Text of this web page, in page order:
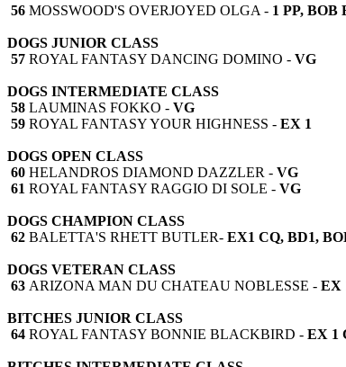
56 MOSSWOOD'S OVERJOYED OLGA - 1 PP, BOB
DOGS JUNIOR CLASS
57 ROYAL FANTASY DANCING DOMINO - VG
DOGS INTERMEDIATE CLASS
58 LAUMINAS FOKKO - VG
59 ROYAL FANTASY YOUR HIGHNESS - EX 1
DOGS OPEN CLASS
60 HELANDROS DIAMOND DAZZLER - VG
61 ROYAL FANTASY RAGGIO DI SOLE - VG
DOGS CHAMPION CLASS
62 BALETTA'S RHETT BUTLER- EX1 CQ, BD1,
DOGS VETERAN CLASS
63 ARIZONA MAN DU CHATEAU NOBLESSE - EX
BITCHES JUNIOR CLASS
64 ROYAL FANTASY BONNIE BLACKBIRD - EX 1